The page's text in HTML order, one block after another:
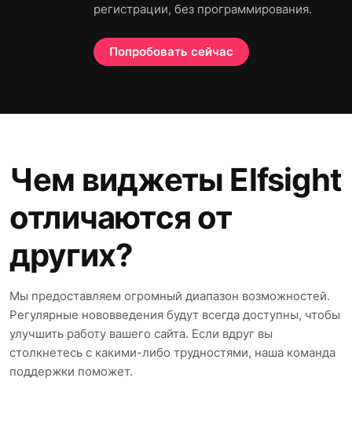
регистрации, без программирования.
Попробовать сейчас
Чем виджеты Elfsight
отличаются от
других?
Мы предоставляем огромный диапазон возможностей.
Регулярные нововведения будут всегда доступны, чтобы
улучшить работу вашего сайта. Если вдруг вы
столкнетесь с какими-либо трудностями, наша команда
поддержки поможет.